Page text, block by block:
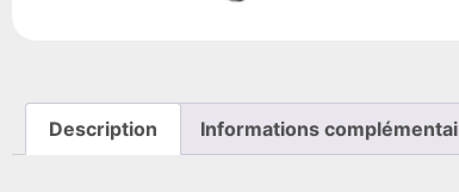
Description Informations